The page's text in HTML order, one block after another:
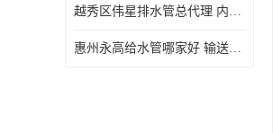
越秀区伟星排水管总代理 内部表面光滑 大功率 效率高
惠州永高给水管哪家好 输送能力强 方便施工和运输